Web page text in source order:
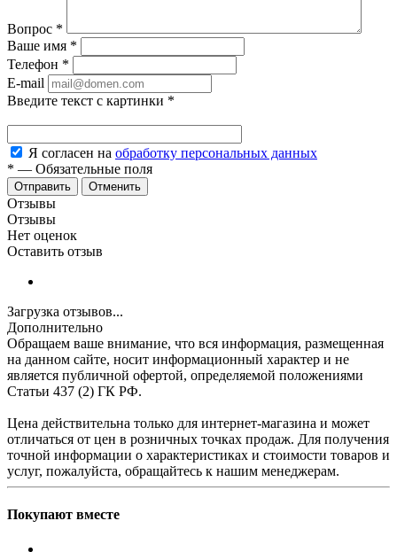
Вопрос *
Ваше имя *
Телефон *
E-mail
Введите текст с картинки *
Я согласен на обработку персональных данных
* — Обязательные поля
Отменить
Отзывы
Отзывы
Нет оценок
Оставить отзыв
Загрузка отзывов...
Дополнительно
Обращаем ваше внимание, что вся информация, размещенная
на данном сайте, носит информационный характер и не
является публичной офертой, определяемой положениями
Статьи 437 (2) ГК РФ.
Цена действительна только для интернет-магазина и может
отличаться от цен в розничных точках продаж. Для получения
точной информации о характеристиках и стоимости товаров и
услуг, пожалуйста, обращайтесь к нашим менеджерам.
Покупают вместе